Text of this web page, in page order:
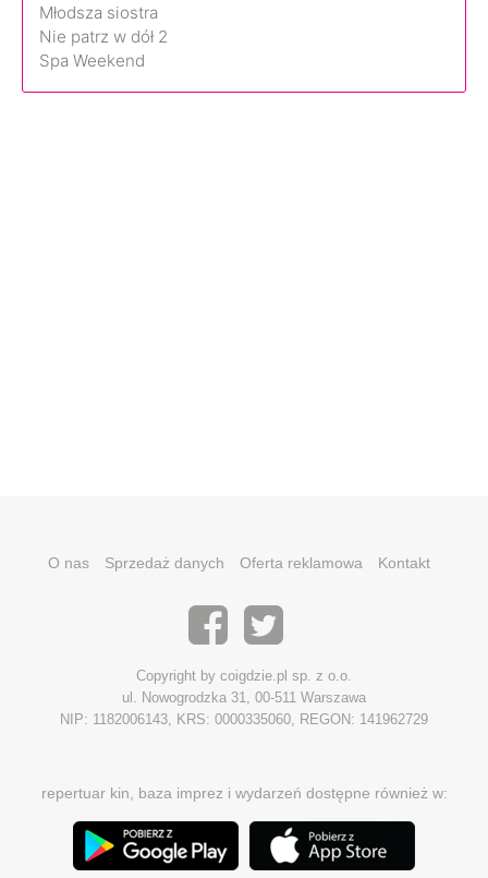
Młodsza siostra
Nie patrz w dół 2
Spa Weekend
O nas Sprzedaż danych Oferta reklamowa Kontakt
Copyright by coigdzie.pl sp. z o.o.
ul. Nowogrodzka 31, 00-511 Warszawa
NIP: 1182006143, KRS: 0000335060, REGON: 141962729
repertuar kin, baza imprez i wydarzeń dostępne również w: